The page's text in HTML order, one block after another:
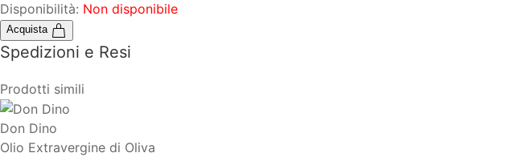
Disponibilità: Non disponibile
Acquista
Spedizioni e Resi
Prodotti simili
Don Dino
Olio Extravergine di Oliva